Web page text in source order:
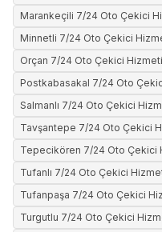
Marankeçili 7/24 Oto Çekici
Minnetli 7/24 Oto Çekici
Orçan 7/24 Oto Çekici Hizmeti
Postkabasakal 7/24 Oto
Salmanlı 7/24 Oto Çekici
Tavşantepe 7/24 Oto Çekici
Tepecikören 7/24 Oto Çekici
Tufanlı 7/24 Oto Çekici
Tufanpaşa 7/24 Oto Çekici
Turgutlu 7/24 Oto Çekici